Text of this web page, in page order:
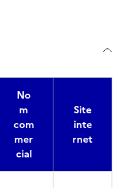
No
m
com
mer
cial
Site
inte
rnet